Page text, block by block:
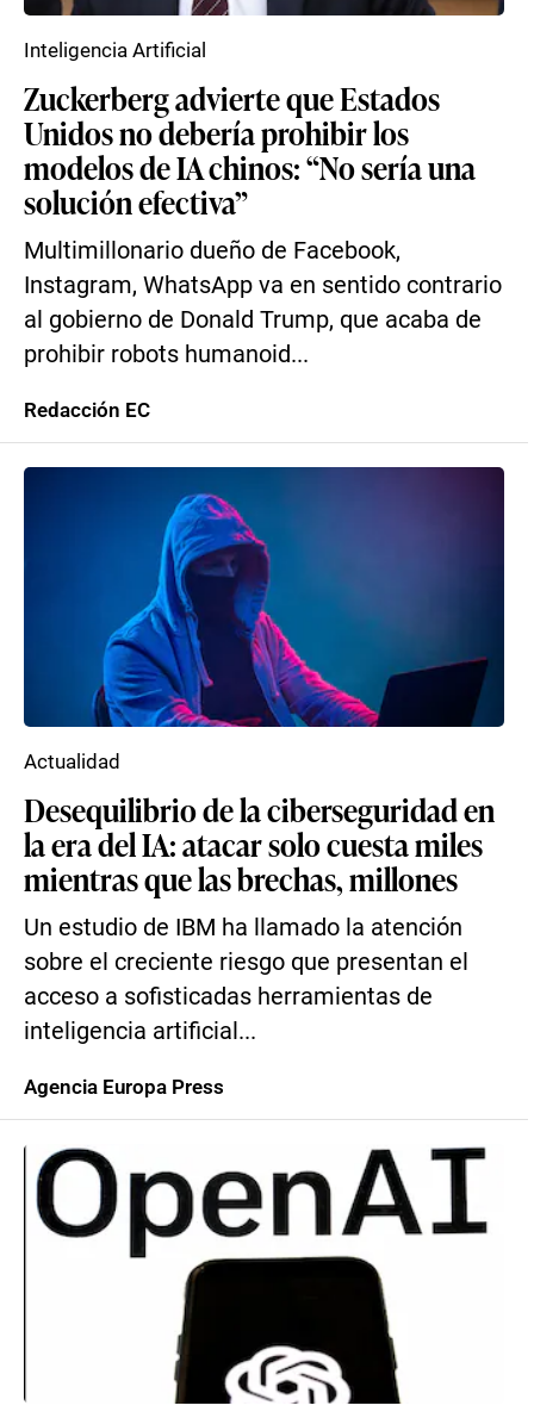
Zuckerberg advierte que Estados
Unidos no debería prohibir los
modelos de IA chinos: “No sería una
solución efectiva”
Multimillonario dueño de Facebook,
Instagram, WhatsApp va en sentido contrario
al gobierno de Donald Trump, que acaba de
prohibir robots humanoid...
Inteligencia Artificial
Redacción EC
Desequilibrio de la ciberseguridad en
la era del IA: atacar solo cuesta miles
mientras que las brechas, millones
Un estudio de IBM ha llamado la atención
sobre el creciente riesgo que presentan el
acceso a sofisticadas herramientas de
inteligencia artificial...
Actualidad
Agencia Europa Press